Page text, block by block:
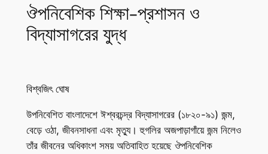
ঔপনিবেশিক শিক্ষা-প্রশাসন ও
বিদ্যাসাগরের যুদ্ধ
বিশ্বজিৎ ঘোষ
উপনিবেশিত বাংলাদেশে ঈশ্বরচন্দ্র বিদ্যাসাগরের (১৮২০-৯১) জন্ম,
বেড়ে ওঠা, জীবনসাধনা এবং মৃত্যু। হুগলির অজপাড়াগাঁয়ে জন্ম নিলেও
তাঁর জীবনের অধিকাংশ সময় অতিবাহিত হয়েছে ঔপনিবেশিক